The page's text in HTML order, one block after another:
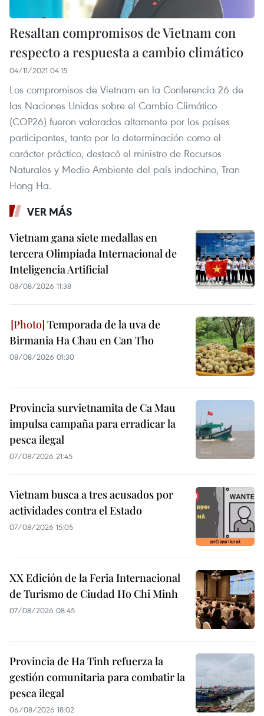
Resaltan compromisos de Vietnam con
respecto a respuesta a cambio climático
04/11/2021 04:15
Los compromisos de Vietnam en la Conferencia 26 de
las Naciones Unidas sobre el Cambio Climático
(COP26) fueron valorados altamente por los países
participantes, tanto por la determinación como el
carácter práctico, destacó el ministro de Recursos
Naturales y Medio Ambiente del país indochino, Tran
Hong Ha.
VER MÁS
Vietnam gana siete medallas en
tercera Olimpiada Internacional de
Inteligencia Artificial
08/08/2026 11:38
Temporada de la uva de
Birmania Ha Chau en Can Tho
08/08/2026 01:30
Provincia survietnamita de Ca Mau
impulsa campaña para erradicar la
pesca ilegal
07/08/2026 21:45
Vietnam busca a tres acusados por
actividades contra el Estado
07/08/2026 15:05
XX Edición de la Feria Internacional
de Turismo de Ciudad Ho Chi Minh
07/08/2026 08:45
Provincia de Ha Tinh refuerza la
gestión comunitaria para combatir la
pesca ilegal
06/08/2026 18:02